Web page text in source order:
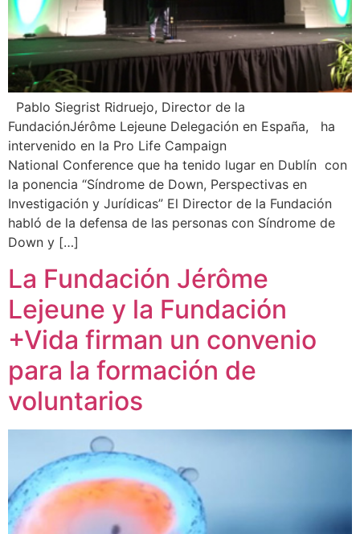
Pablo Siegrist Ridruejo, Director de la
FundaciónJérôme Lejeune Delegación en España, ha
intervenido en la Pro Life Campaign
National Conference que ha tenido lugar en Dublín con
la ponencia “Síndrome de Down, Perspectivas en
Investigación y Jurídicas” El Director de la Fundación
habló de la defensa de las personas con Síndrome de
Down y […]
La Fundación Jérôme
Lejeune y la Fundación
+Vida firman un convenio
para la formación de
voluntarios